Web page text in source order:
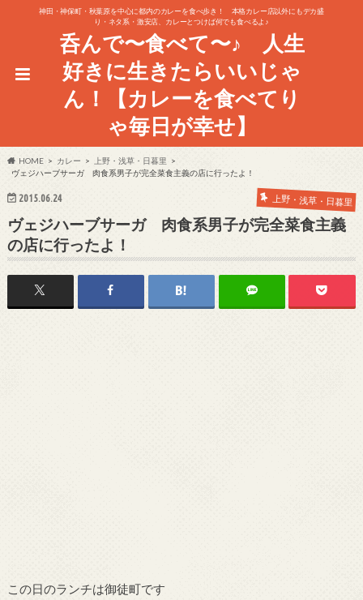
神田・神保町・秋葉原を中心に都内のカレーを食べ歩き！ 本格カレー店以外にもデカ盛
り・ネタ系・激安店、カレーとつけば何でも食べるよ♪
呑んで〜食べて〜♪ 人生
好きに生きたらいいじゃ
ん！【カレーを食べてり
ゃ毎日が幸せ】
HOME カレー
上野・浅草・日暮里
ヴェジハーブサーガ 肉食系男子が完全菜食主義の店に行ったよ！
2015.06.24 上野・浅草・日暮里
ヴェジハーブサーガ 肉食系男子が完全菜食主義
の店に行ったよ！
この日のランチは御徒町です